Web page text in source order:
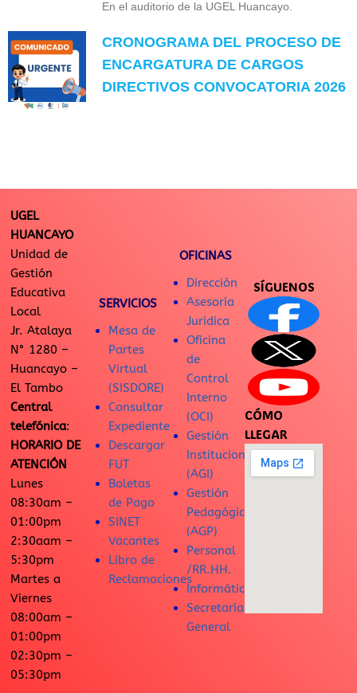
En el auditorio de la UGEL Huancayo.
CRONOGRAMA DEL PROCESO DE
ENCARGATURA DE CARGOS
DIRECTIVOS CONVOCATORIA 2026
UGEL
HUANCAYO
Unidad de
Gestión
Educativa
Local
Jr. Atalaya
N° 1280 –
Huancayo –
El Tambo
Central
telefónica:
HORARIO DE
ATENCIÓN
Lunes
08:30am –
01:00pm
2:30aam –
5:30pm
Martes a
Viernes
08:00am –
01:00pm
02:30pm –
05:30pm
SERVICIOS
Mesa de
Partes
Virtual
(SISDORE)
Consultar
Expediente
Descargar
FUT
Boletas
de Pago
SINET
Vacantes
Libro de
Reclamaciones
OFICINAS
Dirección
Asesoría
Jurídica
Oficina
de
Control
Interno
(OCI)
Gestión
Institucional
(AGI)
Gestión
Pedagógica
(AGP)
Personal
/RR.HH.
Informática
Secretaría
General
SÍGUENOS
CÓMO
LLEGAR